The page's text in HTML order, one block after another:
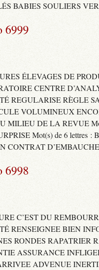
BABIES SOULIERS
6999
ÉLEVAGES DE
CENTRE
REGULARISE RÈGLE
VOLUMINEUX
MILIEU DE LA REVUE
Mot(s) de 6 lettres :
CONTRAT
6998
C’EST DU
RENSEIGNEE BIEN
RONDES RAPATRIER
ASSURANCE
ADVENUE